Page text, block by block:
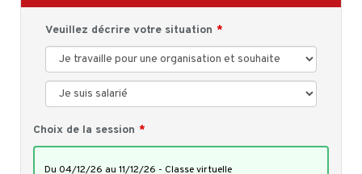
Veuillez décrire votre situation
Choix de la session
du 04/12/26 au 11/12/26 - Classe virtuelle